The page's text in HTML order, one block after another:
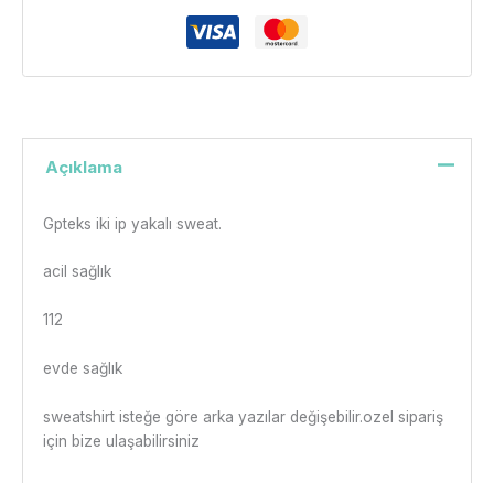
Açıklama
Gpteks iki ip yakalı sweat.
acil sağlık
112
evde sağlık
sweatshirt isteğe göre arka yazılar değişebilir.ozel sipariş
için bize ulaşabilirsiniz